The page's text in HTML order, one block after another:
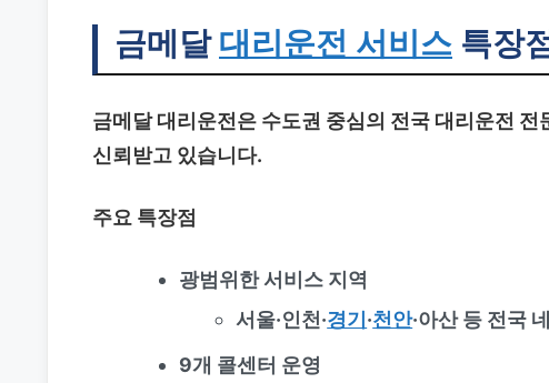
금메달 대리운전 서비스 특장
금메달 대리운전은 수도권 중심의 전국 대리운전
신뢰받고 있습니다.
주요 특장점
광범위한 서비스 지역
서울·인천·경기 ·천안·아산 등 전국
9개 콜센터 운영